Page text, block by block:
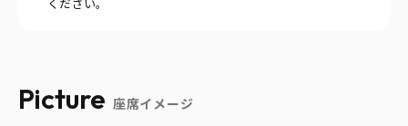
Picture 座席イメージ